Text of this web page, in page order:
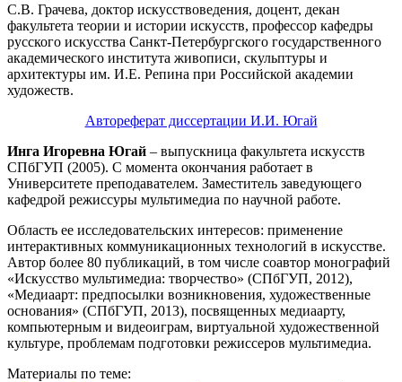
С.В. Грачева, доктор искусствоведения, доцент, декан
факультета теории и истории искусств, профессор кафедры
русского искусства Санкт-Петербургского государственного
академического института живописи, скульптуры и
архитектуры им. И.Е. Репина при Российской академии
художеств.
Автореферат диссертации И.И. Югай
Инга Игоревна Югай – выпускница факультета искусств
СПбГУП (2005). С момента окончания работает в
Университете преподавателем. Заместитель заведующего
кафедрой режиссуры мультимедиа по научной работе.
Область ее исследовательских интересов: применение
интерактивных коммуникационных технологий в искусстве.
Автор более 80 публикаций, в том числе соавтор монографий
«Искусство мультимедиа: творчество» (СПбГУП, 2012),
«Медиаарт: предпосылки возникновения, художественные
основания» (СПбГУП, 2013), посвященных медиаарту,
компьютерным и видеоиграм, виртуальной художественной
культуре, проблемам подготовки режиссеров мультимедиа.
Материалы по теме: